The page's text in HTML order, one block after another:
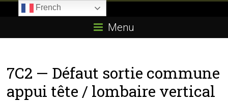
E85.com
passion
boîtier
Menu
7C2 — Défaut sortie commune
appui tête / lombaire vertical
French